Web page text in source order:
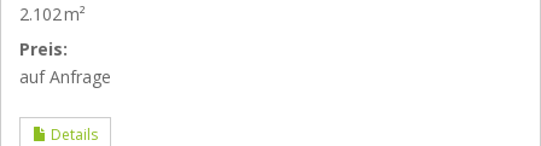
2.102 m²
Preis:
auf Anfrage
Details